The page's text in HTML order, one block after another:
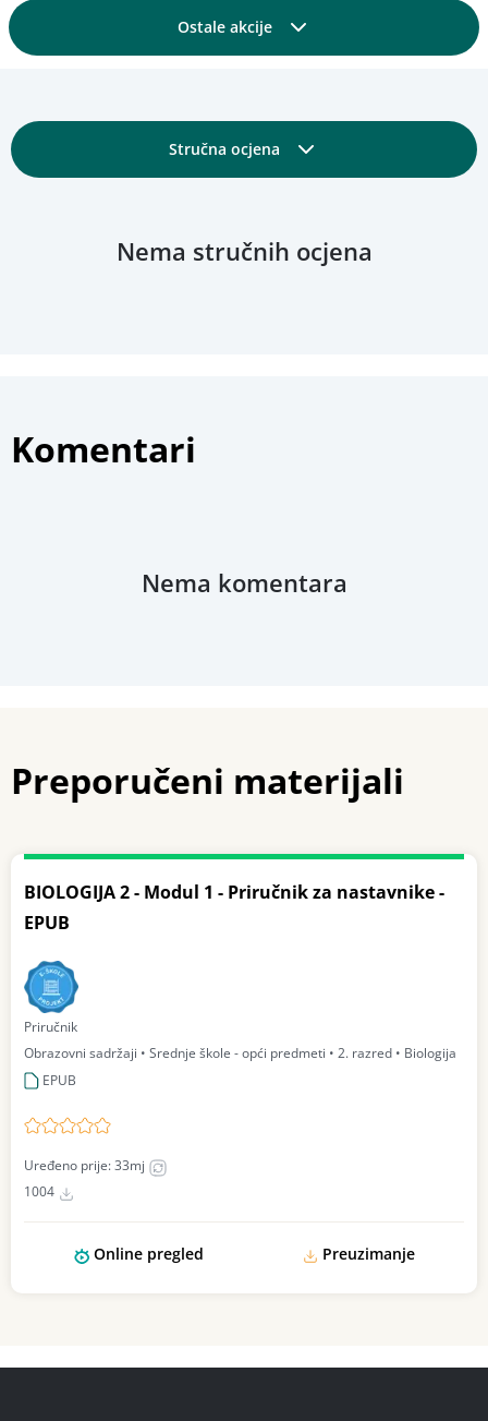
Ostale akcije
Dodajte u kolekcijuStručna ocjena
Nema stručnih ocjena
Komentari
Nema komentara
Preporučeni materijali
BIOLOGIJA 2 - Modul 1 - Priručnik za nastavnike -
EPUB
Priručnik
Obrazovni sadržaji • Srednje škole - opći predmeti • 2. razred • Biologija
EPUB
Uređeno prije: 33mj
1004
Online pregled Preuzimanje